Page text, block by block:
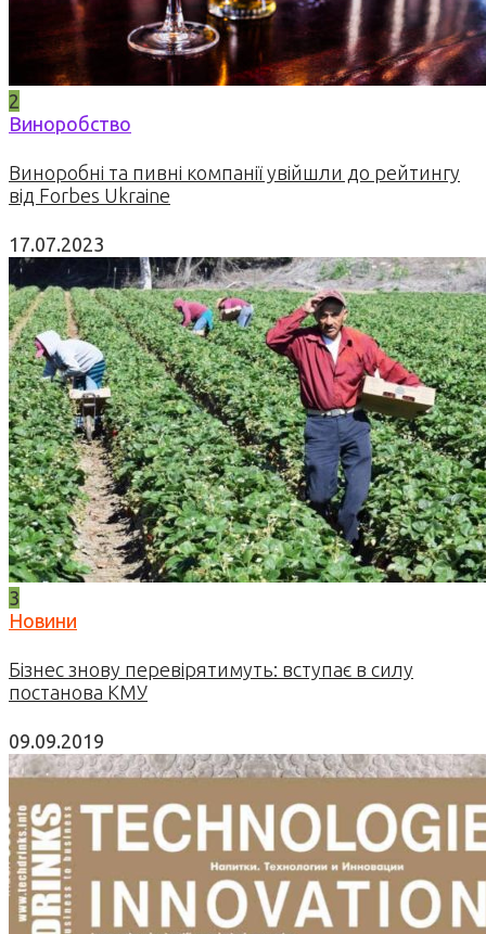
2
Виноробство
Виноробні та пивні компанії увійшли до рейтингу
від Forbes Ukraine
17.07.2023
3
Новини
Бізнес знову перевірятимуть: вступає в силу
постанова КМУ
09.09.2019